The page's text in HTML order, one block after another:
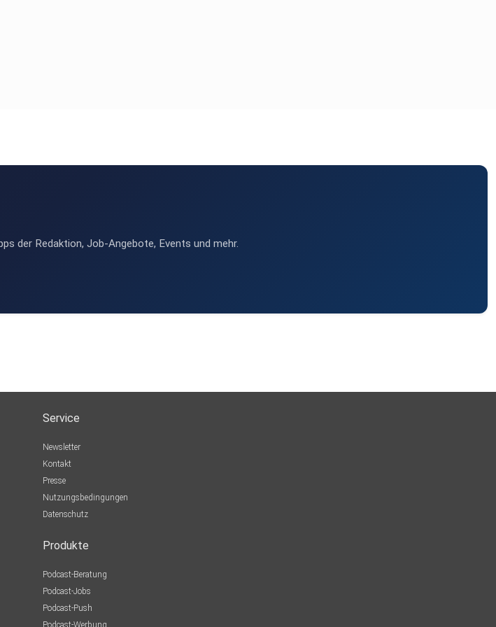
der Redaktion, Job-Angebote, Events und mehr.
Service
Newsletter
Kontakt
Presse
Nutzungsbedingungen
Datenschutz
Produkte
Podcast-Beratung
Podcast-Jobs
Podcast-Push
Podcast-Werbung